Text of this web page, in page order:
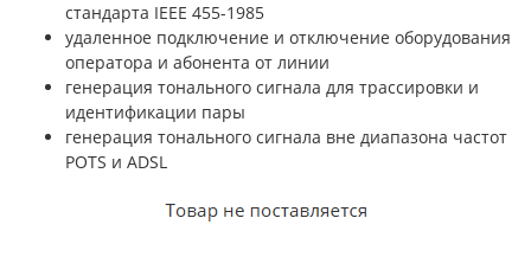
стандарта IEEE 455-1985
удаленное подключение и отключение оборудования
оператора и абонента от линии
генерация тонального сигнала для трассировки и
идентификации пары
генерация тонального сигнала вне диапазона частот
POTS и ADSL